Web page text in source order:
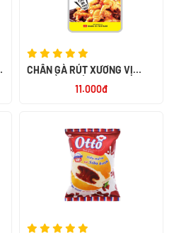
CHÂN GÀ RÚT XƯƠNG VỊ
11.000đ